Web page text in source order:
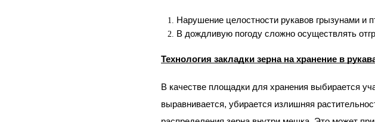
Нарушение целостности рукавов грызунами и
В дождливую погоду сложно осуществлять
Технология закладки зерна на хранение в
В качестве площадки для хранения выбирается
выравнивается, убирается излишняя